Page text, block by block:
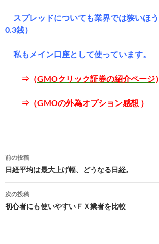
スプレッドについても業界では狭いほ
0.3銭）
私もメイン口座として使っています。
⇒（GMOクリック証券の紹介ページ）
⇒（GMOの外為オプション感想 ）
投
稿
ナ
ビ
ゲ
前の投稿
日経平均は最大上げ幅、どうなる日経。
次の投稿
初心者にも使いやすいＦＸ業者を比較